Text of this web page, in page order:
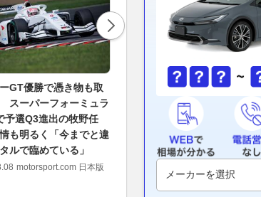
GT優勝で憑き物も取
スーパーフォーミュラ
予選Q3進出の牧野任
も明るく「今までと違
ルで臨めている」
motorsport.com 日本版
平塚市の国道129号沿い まる
で「焼き菓子の迷宮」!? 多様
な“自販機”が店内ビッシリ!!
24時間いつでも買える「湘南ク
ッキーアウトレット」は足を伸
バイクのニュース